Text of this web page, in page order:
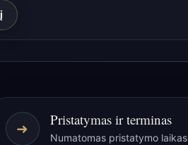
➜
Pristatymas ir terminas
Numatomas pristatymo laikas